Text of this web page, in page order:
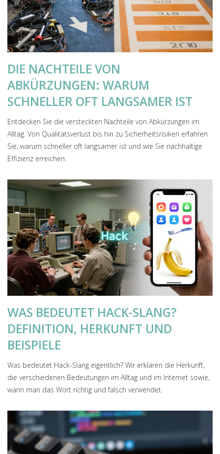
DIE NACHTEILE VON
ABKÜRZUNGEN: WARUM
SCHNELLER OFT LANGSAMER IST
Entdecken Sie die versteckten Nachteile von Abkürzungen im
Alltag. Von Qualitätsverlust bis hin zu Sicherheitsrisiken erfahren
Sie, warum schneller oft langsamer ist und wie Sie nachhaltige
Effizienz erreichen.
WAS BEDEUTET HACK-SLANG?
DEFINITION, HERKUNFT UND
BEISPIELE
Was bedeutet Hack-Slang eigentlich? Wir erklären die Herkunft,
die verschiedenen Bedeutungen im Alltag und im Internet sowie,
wann man das Wort richtig und falsch verwendet.